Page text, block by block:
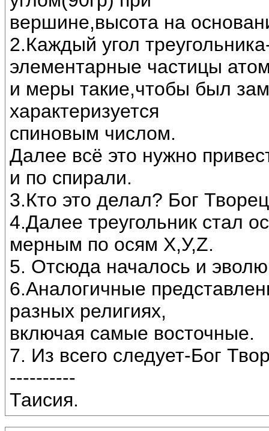
вершине,высота на
2.Каждый угол
элементарные частицы
и меры такие,чтобы был
характеризуется
спиновым числом.
Далее всё это нужно
и по спирали.
3.Кто это делал? Бог
4.Далее треугольник стал
мерным по осям Х,У,Z.
5. Отсюда началось и
6.Аналогичные
разных религиях,
включая самые восточные.
7. Из всего следует-Бог
----------
Таисия.